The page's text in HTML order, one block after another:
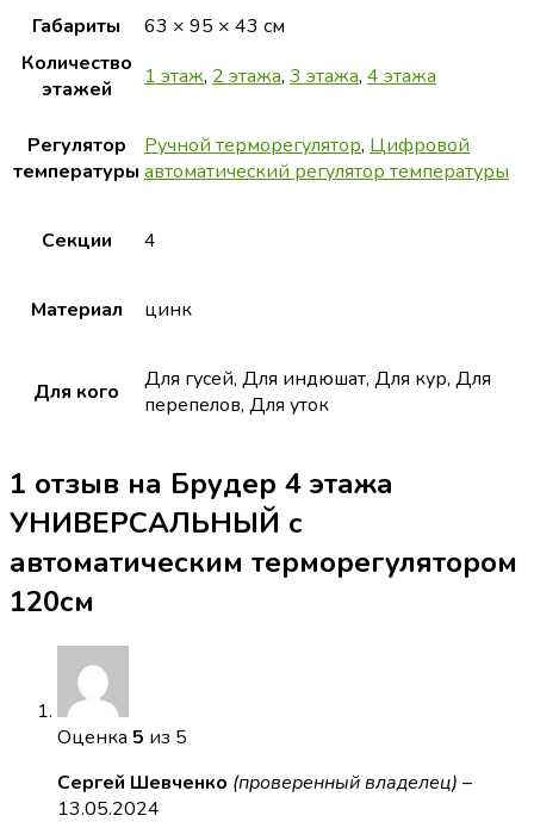
Габариты
63 × 95 × 43 см
Количество
этажей
1 этаж, 2 этажа, 3 этажа, 4 этажа
Регулятор
температуры
Ручной терморегулятор, Цифровой
автоматический регулятор температуры
Секции 4
Материал цинк
Для кого
Для гусей, Для индюшат, Для кур, Для
перепелов, Для уток
1 отзыв на Брудер 4 этажа
УНИВЕРСАЛЬНЫЙ с
автоматическим терморегулятором
120см
Оценка 5 из 5
Сергей Шевченко (проверенный владелец) –
13.05.2024